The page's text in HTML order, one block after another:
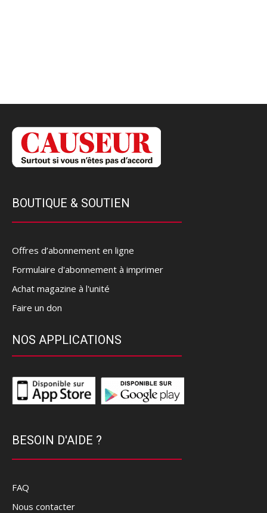
BOUTIQUE & SOUTIEN
Offres d’abonnement en ligne
Formulaire d'abonnement à imprimer
Achat magazine à l'unité
Faire un don
NOS APPLICATIONS
BESOIN D'AIDE ?
FAQ
Nous contacter